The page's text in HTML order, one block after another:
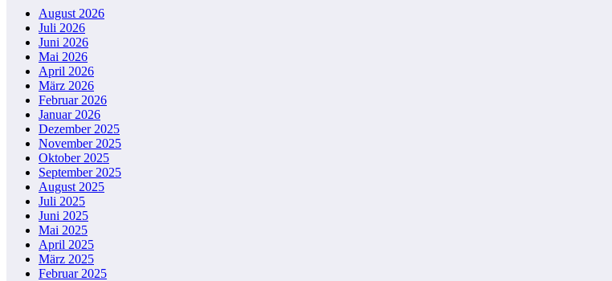
August 2026
Juli 2026
Juni 2026
Mai 2026
April 2026
März 2026
Februar 2026
Januar 2026
Dezember 2025
November 2025
Oktober 2025
September 2025
August 2025
Juli 2025
Juni 2025
Mai 2025
April 2025
März 2025
Februar 2025